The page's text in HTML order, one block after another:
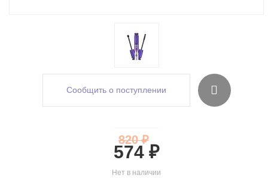
Сообщить о поступлении
Нет в наличии
574 ₽
820 ₽